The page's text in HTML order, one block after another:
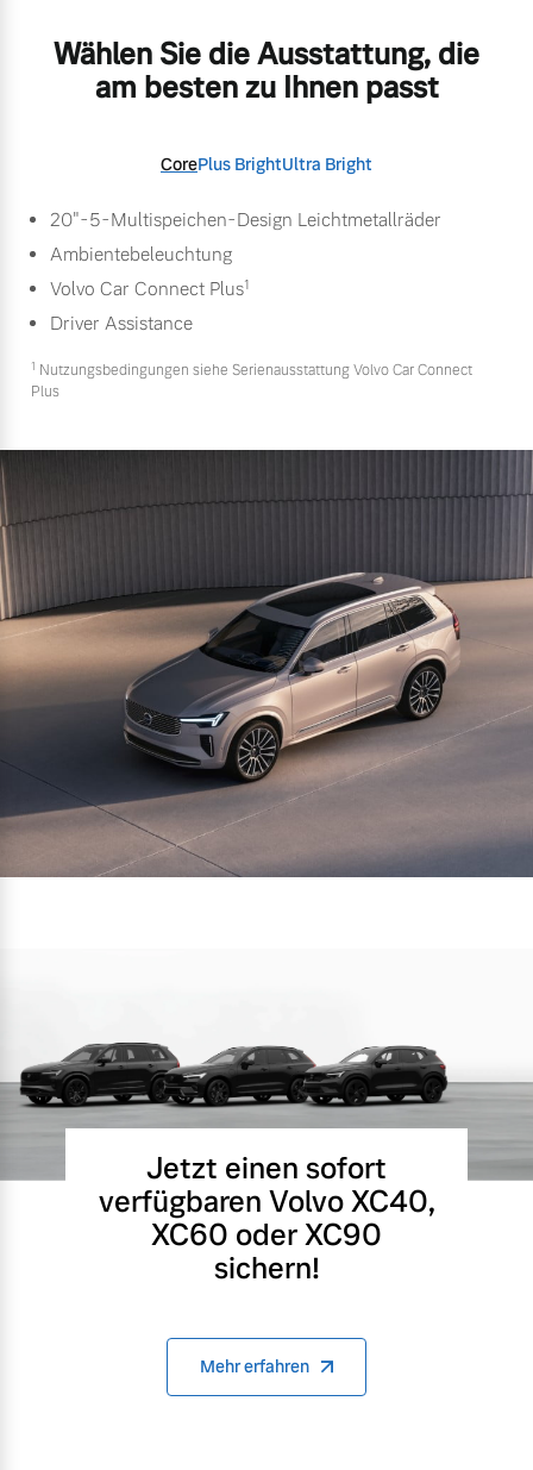
Wählen Sie die Ausstattung, die
am besten zu Ihnen passt
CorePlus BrightUltra Bright
20"-5-Multispeichen-Design Leichtmetallräder
Ambientebeleuchtung
Volvo Car Connect Plus1
Driver Assistance
1 Nutzungsbedingungen siehe Serienausstattung Volvo Car Connect
Plus
Jetzt einen sofort
verfügbaren Volvo XC40,
XC60 oder XC90
sichern!
Mehr erfahren